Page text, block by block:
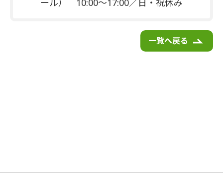
ール） 10:00～17:00／日・祝休み
一覧へ戻る